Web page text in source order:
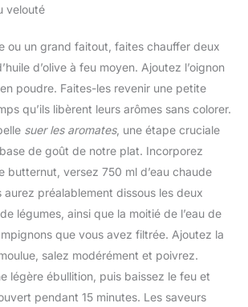
velouté
ou un grand faitout, faites chauffer deux
d’olive à feu moyen. Ajoutez l’oignon
en poudre. Faites-les revenir une petite
qu’ils libèrent leurs arômes sans colorer.
suer les aromates, une étape cruciale
de goût de notre plat. Incorporez
butternut, versez 750 ml d’eau chaude
aurez préalablement dissous les deux
légumes, ainsi que la moitié de l’eau de
que vous avez filtrée. Ajoutez la
salez modérément et poivrez.
légère ébullition, puis baissez le feu et
pendant 15 minutes. Les saveurs